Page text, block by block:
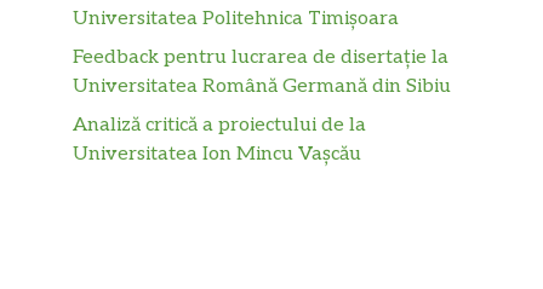
Universitatea Politehnica Timișoara
Feedback pentru lucrarea de disertație la
Universitatea Română Germană din Sibiu
Analiză critică a proiectului de la
Universitatea Ion Mincu Vașcău